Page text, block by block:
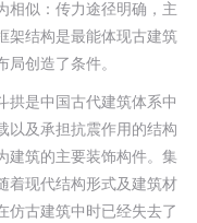
相似：传力途径明确，主
架结构是最能体现古建筑
创造了条件。
拱是中国古代建筑体系中
以及承担抗震作用的结构
建筑的主要装饰构件。集
着现代结构形式及建筑材
仿古建筑中时已经失去了